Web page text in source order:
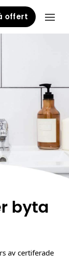
offert
byta
av certiferade